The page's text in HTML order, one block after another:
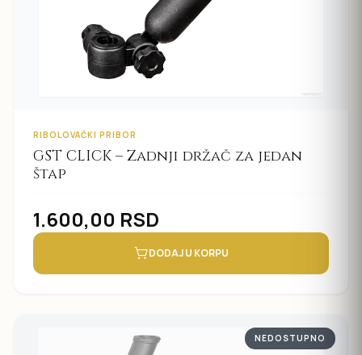
RIBOLOVAČKI PRIBOR
GST CLICK – Zadnji držač za jedan
štap
1.600,00 RSD
DODAJ U KORPU
NEDOSTUPNO